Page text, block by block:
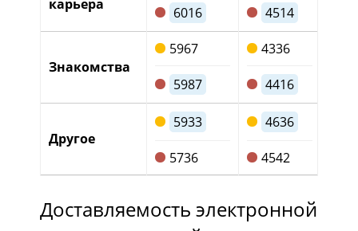
карьера
6016 4514
Знакомства
5967
5987
4336
4416
Другое
5933
5736
4636
4542
Доставляемость электронной